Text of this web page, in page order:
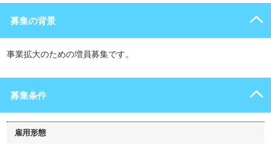
募集の背景
事業拡大のための増員募集です。
募集条件
雇用形態